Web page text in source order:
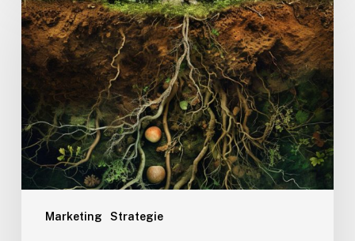
Marketing Strategie
een
gezonde
entiteit
de
optimale
verbinding
met
de
identiteit
maken